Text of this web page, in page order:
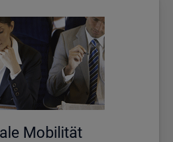
Mo­bi­li­tät